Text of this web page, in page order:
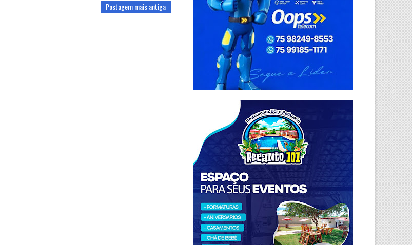
Postagem mais antiga